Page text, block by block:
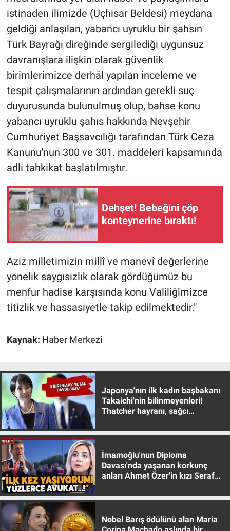
istinaden ilimizde (Uçhisar Beldesi) meydana
geldiği anlaşılan, yabancı uyruklu bir şahsın
Türk Bayrağı direğinde sergilediği uygunsuz
davranışlara ilişkin olarak güvenlik
birimlerimizce derhâl yapılan inceleme ve
tespit çalışmalarının ardından gerekli suç
duyurusunda bulunulmuş olup, bahse konu
yabancı uyruklu şahıs hakkında Nevşehir
Cumhuriyet Başsavcılığı tarafından Türk Ceza
Kanunu'nun 300 ve 301. maddeleri kapsamında
adli tahkikat başlatılmıştır.
Dehşet! Bebeğini çöp
konteynerine bıraktı!
Aziz milletimizin millî ve manevî değerlerine
yönelik saygısızlık olarak gördüğümüz bu
menfur hadise karşısında konu Valiliğimizce
titizlik ve hassasiyetle takip edilmektedir."
Kaynak: Haber Merkezi
Japonya'nın ilk kadın başbakanı
Takaichi'nin bilinmeyenleri!
Thatcher hayranı, sağcı
İmamoğlu'nun Diploma
Davası'nda yaşanan korkunç
anları Ahmet Özer'in kızı Seraf
Nobel Barış ödülünü alan Maria
Ne demişti
Nedir
Popüler
Programlar
Sağlık
Teknoloji
Türkiye'nin Geleceği
Türkiye'nin Gündemi
Yerel Gündem
Yerel Yaşam
Canlı Yayın